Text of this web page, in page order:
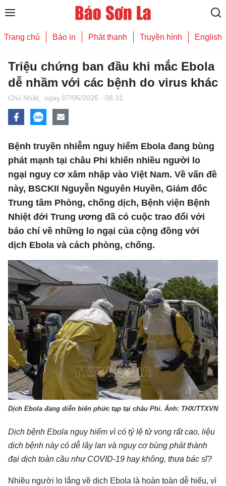
Trang chủ Báo in Phát thanh Truyền hình English
Triệu chứng ban đầu khi mắc Ebola
dễ nhầm với các bệnh do virus khác
Chủ Nhật, ngày 07/06/2026 - 08:31
Bệnh truyền nhiễm nguy hiểm Ebola đang bùng
phát mạnh tại châu Phi khiến nhiều người lo
ngại nguy cơ xâm nhập vào Việt Nam. Về vấn đề
này, BSCKII Nguyễn Nguyên Huyền, Giám đốc
Trung tâm Phòng, chống dịch, Bệnh viện Bệnh
Nhiệt đới Trung ương đã có cuộc trao đổi với
báo chí về những lo ngại của cộng đồng với
dịch Ebola và cách phòng, chống.
Dịch Ebola đang diễn biến phức tạp tại châu Phi. Ảnh: THX/TTXVN
Dịch bệnh Ebola nguy hiểm vì có tỷ lệ tử vong rất cao, liệu
dịch bệnh này có dễ lây lan và nguy cơ bùng phát thành
đại dịch toàn cầu như COVID-19 hay không, thưa bác sĩ?
Nhiều người lo lắng về dịch Ebola là hoàn toàn dễ hiểu, vì